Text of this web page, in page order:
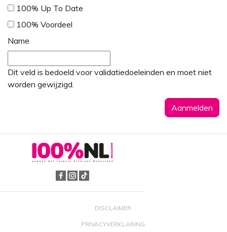
100% Up To Date
100% Voordeel
Name
Dit veld is bedoeld voor validatiedoeleinden en moet niet
worden gewijzigd.
DISCLAIMER
PRIVACYVERKLARING